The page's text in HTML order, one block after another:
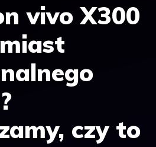
vivo X300
czy to